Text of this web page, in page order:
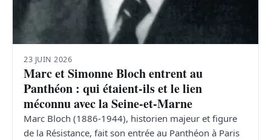
23 JUIN 2026
Marc et Simonne Bloch entrent au
Panthéon : qui étaient-ils et le lien
méconnu avec la Seine-et-Marne
Marc Bloch (1886-1944), historien majeur et figure
de la Résistance, fait son entrée au Panthéon à Paris